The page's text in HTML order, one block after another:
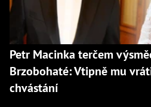
Petr Macinka terčem
Brzobohaté: Vtipně mu
chvástání